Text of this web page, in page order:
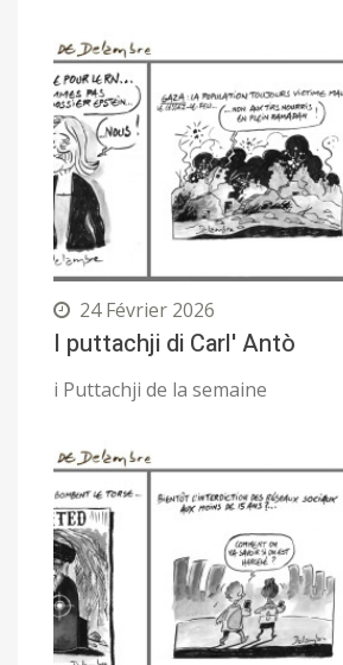
24 Février 2026
I puttachji di Carl' Antò
i Puttachji de la semaine